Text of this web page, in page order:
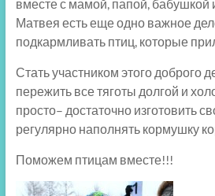
вместе с мамой, папой, бабушкой
Матвея есть еще одно важное
подкармливать птиц, которые
Стать участником этого доброго
пережить все тяготы долгой и
просто– достаточно изготовить
регулярно наполнять кормушку
Поможем птицам вместе!!!